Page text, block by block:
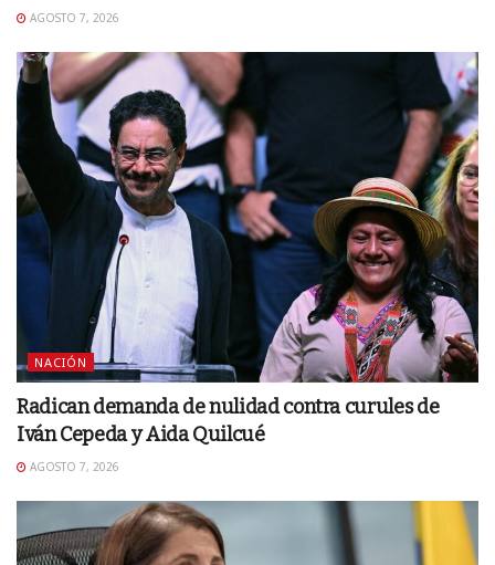
AGOSTO 7, 2026
NACIÓN
Radican demanda de nulidad contra curules de
Iván Cepeda y Aida Quilcué
AGOSTO 7, 2026